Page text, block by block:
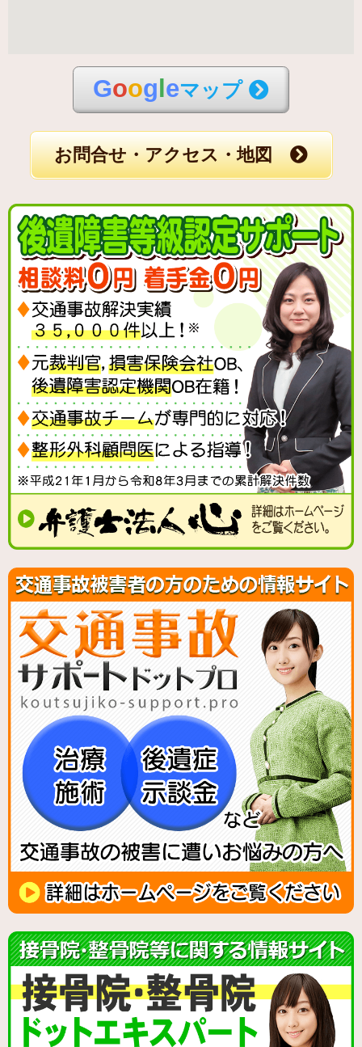
Goog eマップ
お問合せ・アクセス・地図